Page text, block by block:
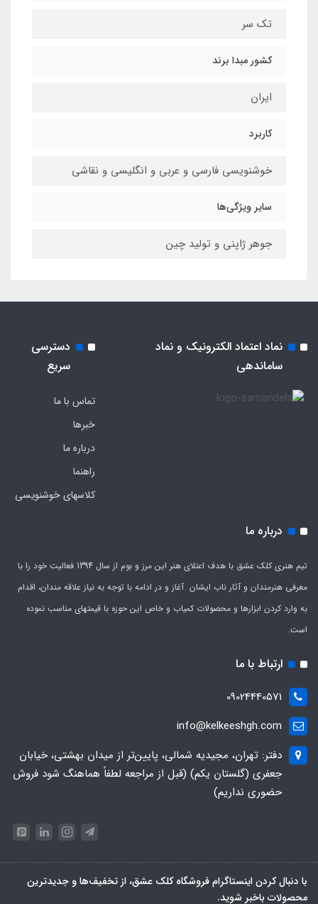
تک سر
کشور مبدا برند
ایران
کاربرد
خوشنویسی فارسی و عربی و انگلیسی و نقاشی
سایر ویژگی‌ها
جوهر ژاپنی و تولید چین
نماد اعتماد الکترونیک و نماد
ساماندهی
دسترسی
سریع
تماس با ما
خبرها
درباره ما
راهنما
کلاسهای خوشنویسی
درباره ما
تیم هنری کلک عشق با هدف اعتلای هنر این مرز و بوم از سال 1394 فعالیت خود را با
معرفی هنرمندان و آثار ناب ایشان آغاز و در ادامه با توجه به نیاز علاقه مندان، اقدام
به وارد کردن ابزارها و محصولات کمیاب و خاص این حوزه با قیمتهای مناسب نموده
است.
ارتباط با ما
09024440571
info@kelkeeshgh.com
دفتر: تهران، مجیدیه شمالی، پایین‌تر از میدان بهشتی، خیابان
جعفری (گلستان یکم) (قبل از مراجعه لطفاً هماهنگ شود فروش
حضوری نداریم)
با دنبال کردن اینستاگرام فروشگاه کلک عشق، از تخفیف‌ها و جدیدترین‌
محصولات باخبر شوید.